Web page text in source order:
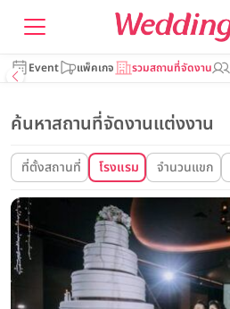
Event แพ็คเกจ รวมสถานที่จัดงาน
ค้นหาสถานที่จัดงานแต่งงาน
ที่ตั้งสถานที่ โรงแรม จำนวนแขก